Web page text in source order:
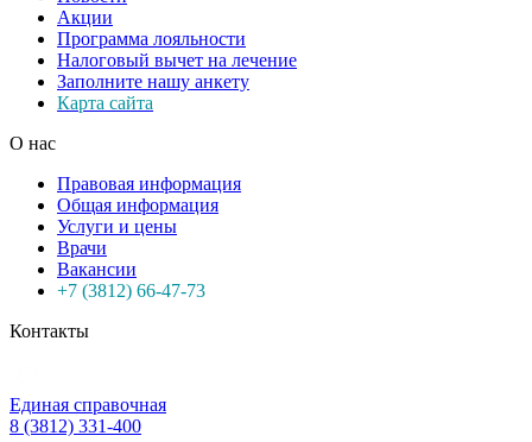
Акции
Программа лояльности
Налоговый вычет на лечение
Заполните нашу анкету
Карта сайта
О нас
Правовая информация
Общая информация
Услуги и цены
Врачи
Вакансии
+7 (3812) 66-47-73
Контакты
Единая справочная
8 (3812) 331-400